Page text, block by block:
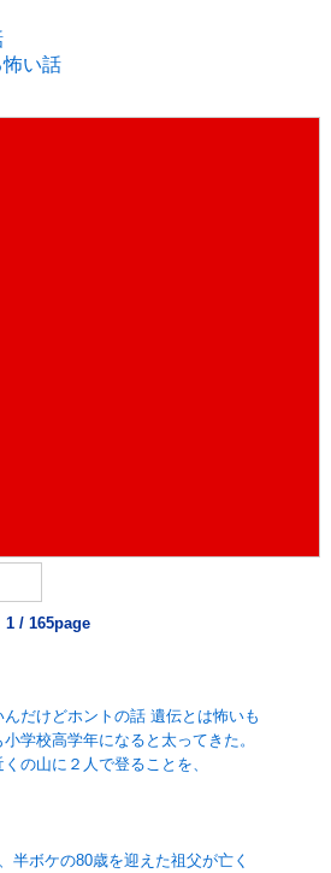
怖い話
1 / 165page
だけどホントの話 遺伝とは怖いも
学校高学年になると太ってきた。
の山に２人で登ることを、
半ボケの80歳を迎えた祖父が亡く